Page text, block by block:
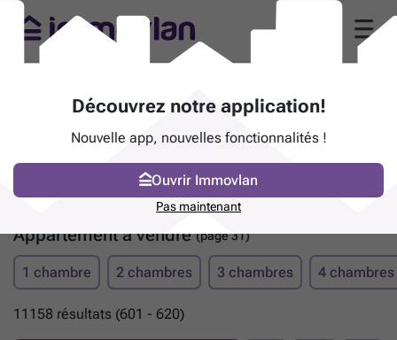
Appartement à vendre(page 31)
1 chambre 2 chambres 3 chambres 4 chambres
11158 résultats (601 - 620)
Découvrez notre application!
Nouvelle app, nouvelles fonctionnalités !
Ouvrir Immovlan
Pas maintenant